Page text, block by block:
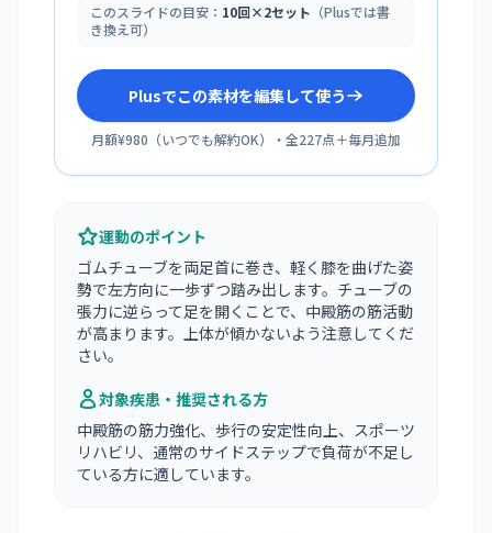
このスライドの目安： 10回×2セット （Plusでは書
き換え可）
Plusでこの素材を編集して使う
月額¥980 （いつでも解約OK）・全227点＋毎月追加
運動のポイント
ゴムチューブを両足首に巻き、軽く膝を曲げた姿
勢で左方向に一歩ずつ踏み出します。チューブの
張力に逆らって足を開くことで、中殿筋の筋活動
が高まります。上体が傾かないよう注意してくだ
さい。
対象疾患・推奨される方
中殿筋の筋力強化、歩行の安定性向上、スポーツ
リハビリ、通常のサイドステップで負荷が不足し
ている方に適しています。